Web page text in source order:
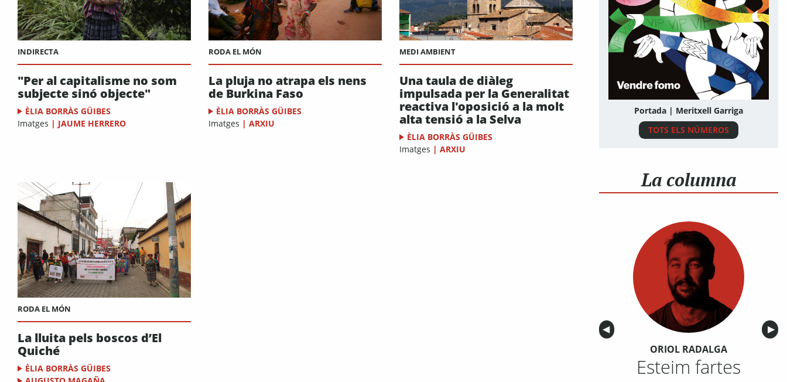
INDIRECTA
"Per al capitalisme no som
subjecte sinó objecte"
ÈLIA BORRÀS GÜIBES
Imatges | JAUME HERRERO
RODA EL MÓN
La pluja no atrapa els nens
de Burkina Faso
ÈLIA BORRÀS GÜIBES
Imatges | ARXIU
MEDI AMBIENT
Una taula de diàleg
impulsada per la Generalitat
reactiva l'oposició a la molt
alta tensió a la Selva
ÈLIA BORRÀS GÜIBES
Imatges | ARXIU
RODA EL MÓN
La lluita pels boscos d’El
Quiché
ÈLIA BORRÀS GÜIBES
Portada | Meritxell Garriga
TOTS ELS NÚMEROS
La columna
Anterior
◀︎ ▶︎
ORIOL RADALGA
Esteim fartes